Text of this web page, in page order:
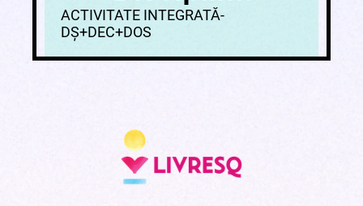
ACTIVITATE INTEGRATĂ-
DȘ+DEC+DOS